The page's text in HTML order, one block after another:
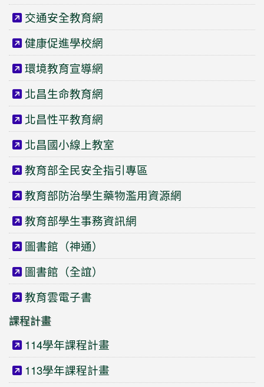
交通安全教育網
健康促進學校網
環境教育宣導網
北昌生命教育網
北昌性平教育網
北昌國小線上教室
教育部全民安全指引專區
教育部防治學生藥物濫用資源網
教育部學生事務資訊網
圖書館（神通）
圖書館（全誼）
教育雲電子書
課程計畫
114學年課程計畫
113學年課程計畫